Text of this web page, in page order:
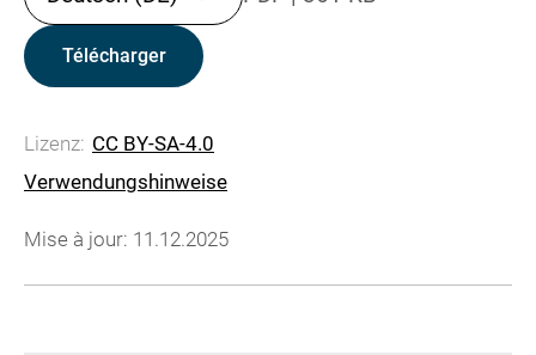
Télécharger
Lizenz: CC BY-SA-4.0
Verwendungshinweise
Mise à jour: 11.12.2025